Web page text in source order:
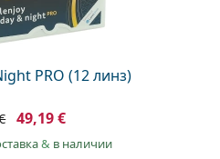
PRO (12 линз)
49,19 €
& в наличии